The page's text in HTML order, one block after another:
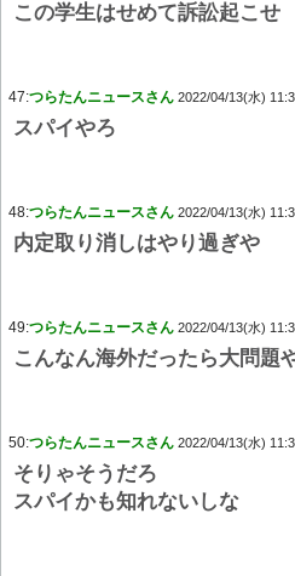
この学生はせめて訴訟起こせ
47:つらたんニュースさん 2022/04/13(水)
スパイやろ
48:つらたんニュースさん 2022/04/13(水)
内定取り消しはやり過ぎや
49:つらたんニュースさん 2022/04/13(水)
こんなん海外だったら大問題
50:つらたんニュースさん 2022/04/13(水)
そりゃそうだろ
スパイかも知れないしな